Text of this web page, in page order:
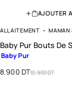
AJOUTER
ALLAITEMENT MAMAN
Baby Pur Bouts De
Baby Pur
10.900DT
8.900 DT